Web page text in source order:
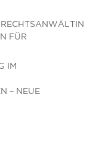
FÜR
IM
– NEUE